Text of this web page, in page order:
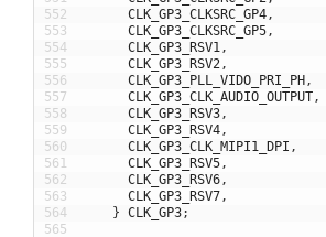
552
553
554
555
556
557
558
559
560
561
562
563
564
565
CLK_GP3_CLKSRC_GP4,
CLK_GP3_CLKSRC_GP5,
CLK_GP3_RSV1,
CLK_GP3_RSV2,
CLK_GP3_PLL_VIDO_PRI_PH ,
CLK_GP3_CLK_AUDIO_OUTPUT,
CLK_GP3_RSV3,
CLK_GP3_RSV4,
CLK_GP3_CLK_MIPI1_DPI ,
CLK_GP3_RSV5,
CLK_GP3_RSV6,
CLK_GP3_RSV7,
} CLK_GP3;